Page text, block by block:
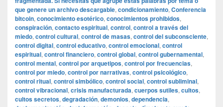
que genere un archivo descargable, condicionamiento, Conferencia
bitcoin, conocimiento esotérico, conocimientos prohibidos,
conspiración, contacto espiritual, control, control a través del
miedo, control cultural, control de masas, control del subconsciente,
control digital, control educativo, control emocional, control
espiritual, control financiero, control global, control gubernamental,
control mental, control por arquetipos, control por frecuencias,
control por miedo, control por narrativas, control psicológico,
control ritual, control simbólico, control social, control subliminal,
control vibracional, crisis manufacturada, cuerpos sutiles, cultos,
cultos secretos, degradación, demonios, dependencia,